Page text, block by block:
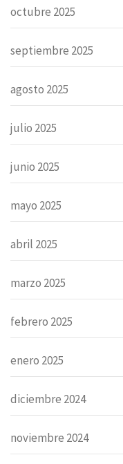
octubre 2025
septiembre 2025
agosto 2025
julio 2025
junio 2025
mayo 2025
abril 2025
marzo 2025
febrero 2025
enero 2025
diciembre 2024
noviembre 2024